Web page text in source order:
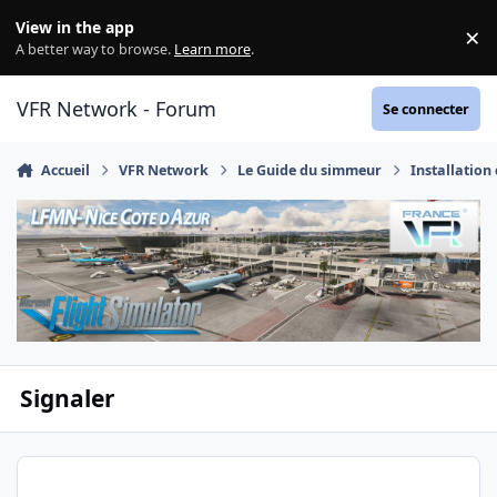
View in the app
A better way to browse. Learn more. ×
VFR Network - Forum Se connecter
Accueil VFR Network Le Guide du simmeur Installation
Signaler